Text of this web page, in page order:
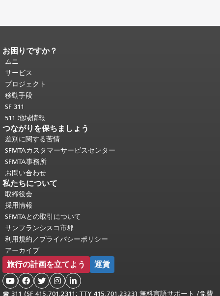
ページコンテンツの終わり。
ジの残りの部分はすべてのページで繰
り返されます。
頭に戻る。
お困りですか？
ムニ
サービス
プロジェクト
移動手段
SF 311
511 地域情報
つながりを保ちましょう
差別に関する苦情
SFMTAカスタマーサービスセンター
SFMTA事務所
お問い合わせ
私たちについて
取締役会
採用情報
SFMTAとの取引について
サンフランシスコ市郡
利用規約／プライバシーポリシー
アーカイブ
旅行の計画を立てよう 運賃
    
☎ 311 (SF 415.701.2311; TTY 415.701.2323) 無料言語サポート /免費